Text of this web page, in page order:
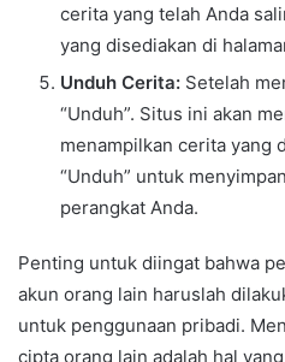
cerita yang telah Anda
yang disediakan di
Unduh Cerita: Setelah
“Unduh”. Situs ini akan
menampilkan cerita yang
“Unduh” untuk
perangkat Anda.
Penting untuk diingat bahwa
akun orang lain haruslah
untuk penggunaan pribadi.
cipta orang lain adalah hal